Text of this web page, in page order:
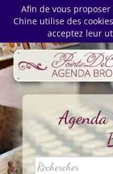
Afin de vous
Chine utilise des
acceptez leur